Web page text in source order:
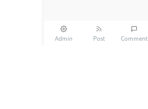
Admin Post Comment